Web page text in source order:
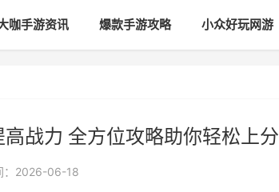
咖手游资讯 爆款手游攻略 小众好玩网游
战力 全方位攻略助你轻松上分
：2026-06-18